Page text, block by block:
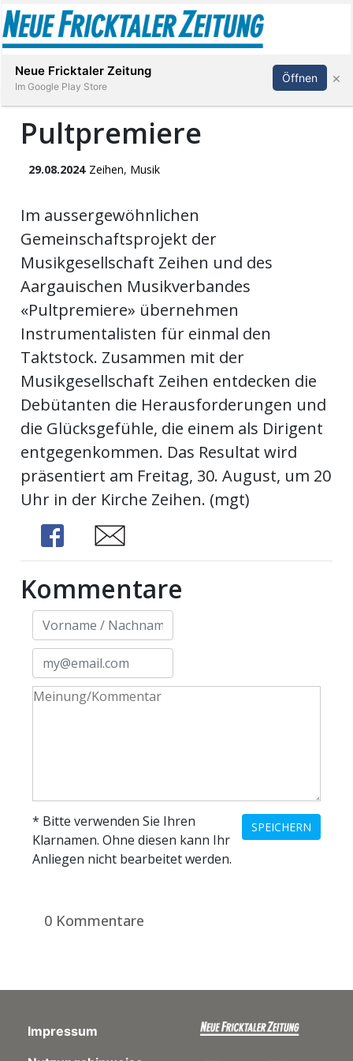
Stellen
E-
Paper
App
Abonnieren Anmelden
Pultpremiere
29.08.2024 Zeihen, Musik
Im aussergewöhnlichen
Gemeinschaftsprojekt der
Musikgesellschaft Zeihen und des
Aargauischen Musikverbandes
«Pultpremiere» übernehmen
Instrumentalisten für einmal den
Taktstock. Zusammen mit der
Musikgesellschaft Zeihen entdecken die
Debütanten die Herausforderungen und
die Glücksgefühle, die einem als Dirigent
entgegenkommen. Das Resultat wird
präsentiert am Freitag, 30. August, um 20
Uhr in der Kirche Zeihen. (mgt)
Share
Share
Kommentare
SPEICHERN
* Bitte verwenden Sie Ihren
Klarnamen. Ohne diesen kann Ihr
Anliegen nicht bearbeitet werden.
0 Kommentare
Impressum
Neue Fricktaler Zeitung
Im Google Play Store
Öffnen ×